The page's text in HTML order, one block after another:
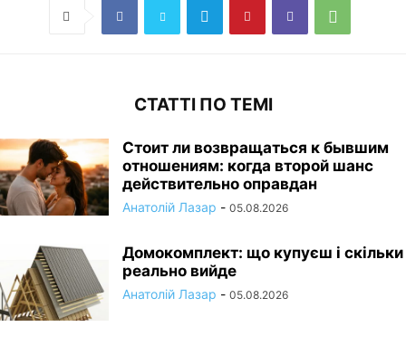
СТАТТІ ПО ТЕМІ
Стоит ли возвращаться к бывшим
отношениям: когда второй шанс
действительно оправдан
Анатолій Лазар - 05.08.2026
Домокомплект: що купуєш і скільки
реально вийде
Анатолій Лазар - 05.08.2026